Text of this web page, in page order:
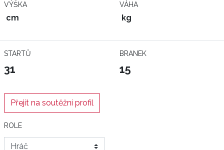
VÝŠKA
cm
VÁHA
kg
STARTŮ
31
BRANEK
15
Přejít na soutěžní profil
ROLE